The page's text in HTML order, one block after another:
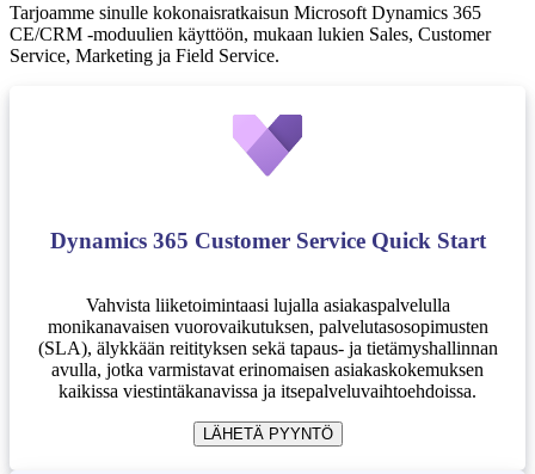
Tarjoamme sinulle kokonaisratkaisun Microsoft Dynamics 365
CE/CRM -moduulien käyttöön, mukaan lukien Sales, Customer
Service, Marketing ja Field Service.
Dynamics 365 Customer Service Quick Start
Vahvista liiketoimintaasi lujalla asiakaspalvelulla
monikanavaisen vuorovaikutuksen, palvelutasosopimusten
(SLA), älykkään reitityksen sekä tapaus- ja tietämyshallinnan
avulla, jotka varmistavat erinomaisen asiakaskokemuksen
kaikissa viestintäkanavissa ja itsepalveluvaihtoehdoissa.
LÄHETÄ PYYNTÖ